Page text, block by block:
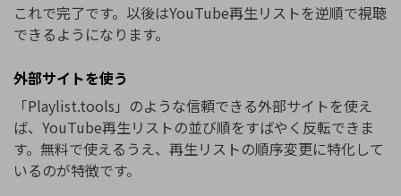
これで完了です。以後はYouTube再生リストを逆順で視聴
できるようになります。
外部サイトを使う
「Playlist.tools」のような信頼できる外部サイトを使え
ば、YouTube再生リストの並び順をすばやく反転できま
す。無料で使えるうえ、再生リストの順序変更に特化して
いるのが特徴です。